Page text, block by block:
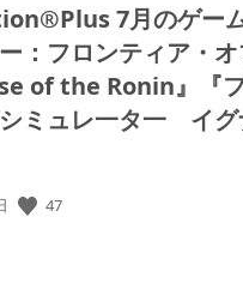
7月のゲー
ー：フロンティア・
of the Ronin』『
ミュレ一タ一 イグ
47